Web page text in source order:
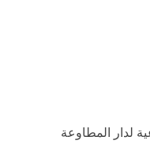
لدار المطاوعة